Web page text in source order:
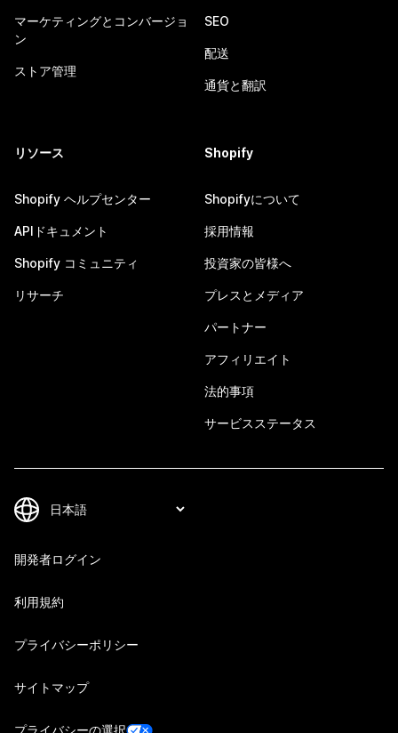
マーケティングとコンバージョ
ン
ストア管理
SEO
配送
通貨と翻訳
リソース
Shopify ヘルプセンター
APIドキュメント
Shopify コミュニティ
リサーチ
Shopify
Shopifyについて
採用情報
投資家の皆様へ
プレスとメディア
パートナー
アフィリエイト
法的事項
サービスステータス
開発者ログイン
利用規約
プライバシーポリシー
サイトマップ
プライバシーの選択